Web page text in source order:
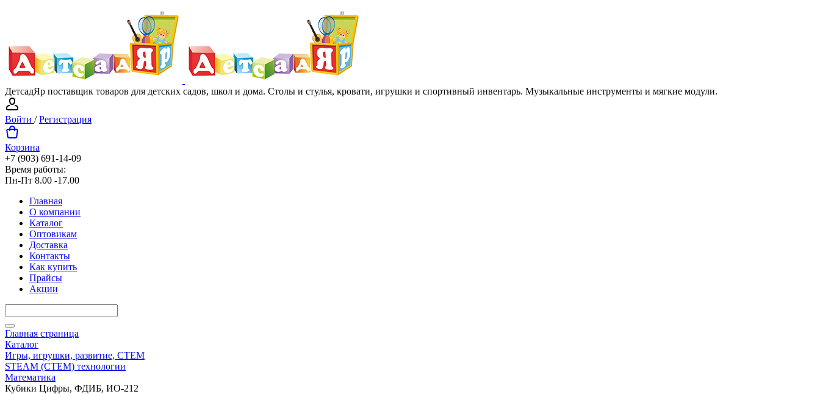
ДетсадЯр поставщик товаров для детских садов, школ и дома. Столы и стулья, кровати, игрушки и спортивный инвентарь. Музыкальные инструменты и мягкие модули.
Войти /Регистрация
Корзина
+7 (903) 691-14-09
Время работы:
Пн-Пт 8.00 -17.00
Главная
О компании
Каталог
Оптовикам
Доставка
Контакты
Как купить
Прайсы
Акции
Главная страница
Каталог
Игры, игрушки, развитие, СТЕМ
STEAM (СТЕМ) технологии
Математика
Кубики Цифры, ФДИБ, ИО-212